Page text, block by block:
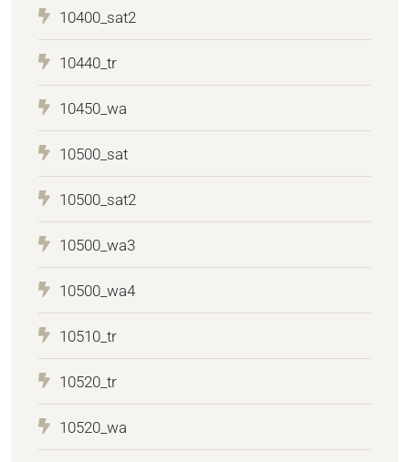
10400_sat2
10440_tr
10450_wa
10500_sat
10500_sat2
10500_wa3
10500_wa4
10510_tr
10520_tr
10520_wa